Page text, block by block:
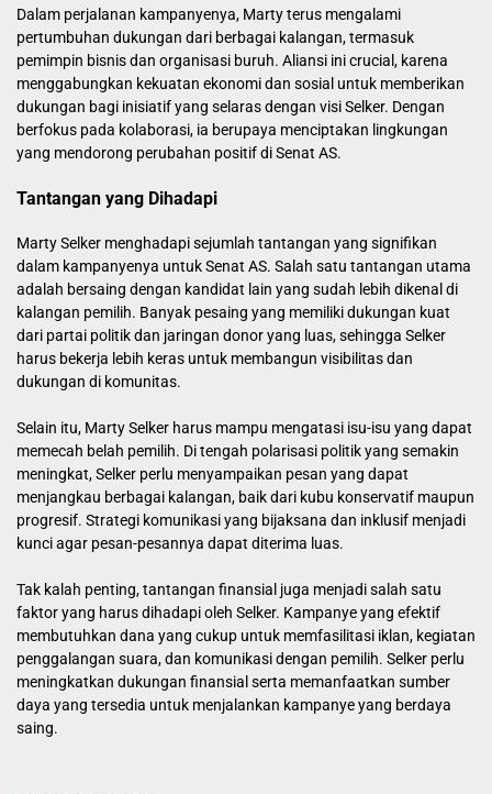
Dalam perjalanan kampanyenya, Marty terus mengalami
pertumbuhan dukungan dari berbagai kalangan, termasuk
pemimpin bisnis dan organisasi buruh. Aliansi ini crucial, karena
menggabungkan kekuatan ekonomi dan sosial untuk memberikan
dukungan bagi inisiatif yang selaras dengan visi Selker. Dengan
berfokus pada kolaborasi, ia berupaya menciptakan lingkungan
yang mendorong perubahan positif di Senat AS.
Tantangan yang Dihadapi
Marty Selker menghadapi sejumlah tantangan yang signifikan
dalam kampanyenya untuk Senat AS. Salah satu tantangan utama
adalah bersaing dengan kandidat lain yang sudah lebih dikenal di
kalangan pemilih. Banyak pesaing yang memiliki dukungan kuat
dari partai politik dan jaringan donor yang luas, sehingga Selker
harus bekerja lebih keras untuk membangun visibilitas dan
dukungan di komunitas.
Selain itu, Marty Selker harus mampu mengatasi isu-isu yang dapat
memecah belah pemilih. Di tengah polarisasi politik yang semakin
meningkat, Selker perlu menyampaikan pesan yang dapat
menjangkau berbagai kalangan, baik dari kubu konservatif maupun
progresif. Strategi komunikasi yang bijaksana dan inklusif menjadi
kunci agar pesan-pesannya dapat diterima luas.
Tak kalah penting, tantangan finansial juga menjadi salah satu
faktor yang harus dihadapi oleh Selker. Kampanye yang efektif
membutuhkan dana yang cukup untuk memfasilitasi iklan, kegiatan
penggalangan suara, dan komunikasi dengan pemilih. Selker perlu
meningkatkan dukungan finansial serta memanfaatkan sumber
daya yang tersedia untuk menjalankan kampanye yang berdaya
saing.